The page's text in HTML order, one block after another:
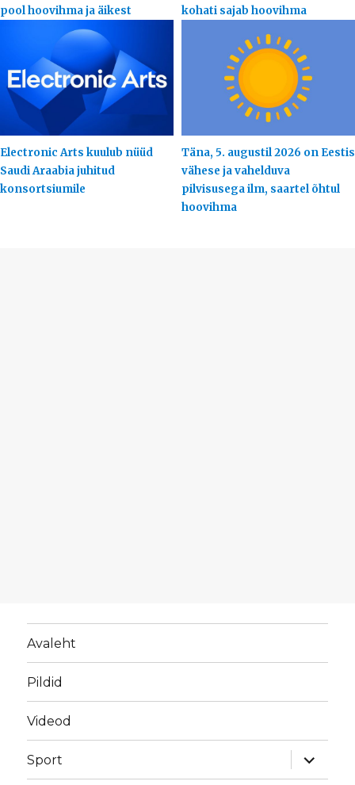
pool hoovihma ja äikest
kohati sajab hoovihma
Electronic Arts kuulub nüüd
Saudi Araabia juhitud
konsortsiumile
Täna, 5. augustil 2026 on Eestis
vähese ja vahelduva
pilvisusega ilm, saartel õhtul
hoovihma
Avaleht
Pildid
Videod
Sport
laienda